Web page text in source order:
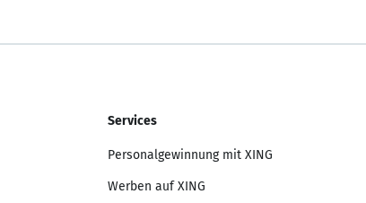
Services
Personalgewinnung mit XING
Werben auf XING